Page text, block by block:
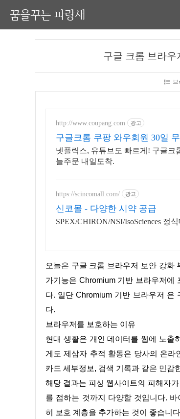
꿈을꾸는 파랑새
구글 크롬 브라우
브
http://www.coupang.com 광고
구글크롬 쿠팡 와우회원 30일
넷플릭스, 유튜브도 빠르게! 구글크
늘주문 내일도착.
https://scincomall.com/ 광고
신코몰 - 다양한 시약 공급
SPEX/CHIRON/NSI/IsoSciences 정
오늘은 구글 크롬 브라우저 보안 강화 부가기능인 Fortect Browsing Protection에 대해 알아보겠습니다. 일단 해당 부
가기능은 Chromium 기반 브라우저에
다. 일단 Chromium 기반 브라우저 은
다.
브라우저를 보호하는 이유
현대 생활은 개인 데이터를 웹에 노출
게도 제삼자 추적 활동은 당사의 온라
카드 세부정보, 검색 기록과 같은 민감
해당 결과는 피싱 웹사이트의 피해자가 되는 것부터 바이러스 및 맬웨어와 같은 외부 위협을 유발하는 악성 팝업 광고
를 접하는 것까지 다양할 것입니다.
히 보호 계층을 추가하는 것이 좋습니